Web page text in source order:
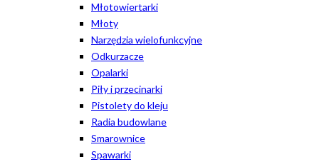
Młotowiertarki
Młoty
Narzędzia wielofunkcyjne
Odkurzacze
Opalarki
Piły i przecinarki
Pistolety do kleju
Radia budowlane
Smarownice
Spawarki